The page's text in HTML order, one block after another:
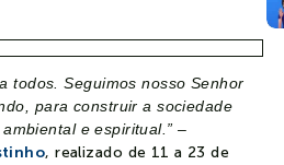
todos. Seguimos nosso Senhor
para construir a sociedade
e espiritual.” –
, realizado de 11 a 23 de